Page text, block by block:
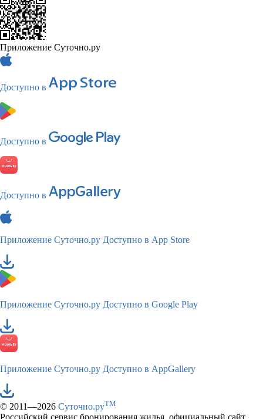
Приложение Суточно.ру
Доступно в
Доступно в
Доступно в
Приложение Суточно.ру Доступно в App Store
Приложение Суточно.ру Доступно в Google Play
Приложение Суточно.ру Доступно в AppGallery
© 2011—2026 Суточно.руTM